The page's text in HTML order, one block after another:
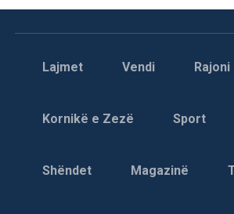
Lajmet Vendi Rajoni
Kornikë e Zezë Sport
Shëndet Magazinë